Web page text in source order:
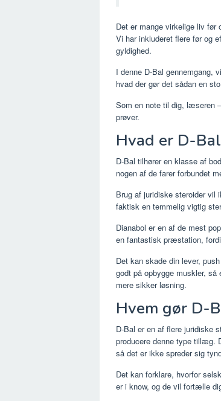
Det er mange virkelige liv før
Vi har inkluderet flere før og
gyldighed.
I denne D-Bal gennemgang,
hvad der gør det sådan en
Som en note til dig, læseren
prøver.
Hvad er D-
D-Bal tilhører en klasse af
nogen af ​​de farer forbundet
Brug af juridiske steroider vil
faktisk en temmelig vigtig
Dianabol er en af ​​de mest
en fantastisk præstation,
Det kan skade din lever,
godt på opbygge muskler,
mere sikker løsning.
Hvem gør D-
D-Bal er en af ​​flere juridiske
producere denne type tillæg.
så det er ikke spreder sig
Det kan forklare, hvorfor
er i know, og de vil fortælle